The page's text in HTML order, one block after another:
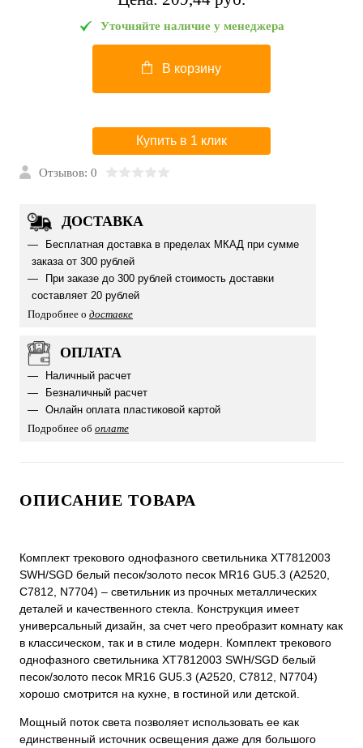
Уточняйте наличие у менеджера
В корзину
Купить в 1 клик
Отзывов: 0
ДОСТАВКА
Бесплатная доставка в пределах МКАД при сумме
заказа от 300 рублей
При заказе до 300 рублей стоимость доставки
составляет 20 рублей
Подробнее о доставке
ОПЛАТА
Наличный расчет
Безналичный расчет
Онлайн оплата пластиковой картой
Подробнее об оплате
ОПИСАНИЕ ТОВАРА
Комплект трекового однофазного светильника XT7812003
SWH/SGD белый песок/золото песок MR16 GU5.3 (A2520,
C7812, N7704) – светильник из прочных металлических
деталей и качественного стекла. Конструкция имеет
универсальный дизайн, за счет чего преобразит комнату как
в классическом, так и в стиле модерн. Комплект трекового
однофазного светильника XT7812003 SWH/SGD белый
песок/золото песок MR16 GU5.3 (A2520, C7812, N7704)
хорошо смотрится на кухне, в гостиной или детской.
Мощный поток света позволяет использовать ее как
единственный источник освещения даже для большого